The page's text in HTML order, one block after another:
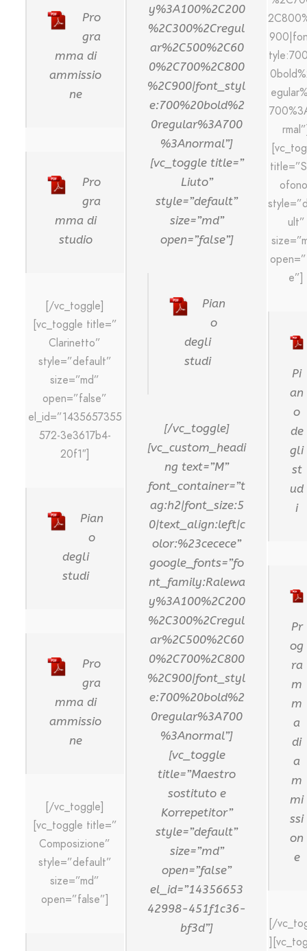
Pro
gra
mma di
ammissio
ne
Pro
gra
mma di
studio
[/vc_toggle]
[vc_toggle title=”
Clarinetto”
style=”default”
size=”md”
open=”false”
el_id=”1435657355
572-3e3617b4-
20f1″]
Pian
o
degli
studi
Pro
gra
mma di
ammissio
ne
[/vc_toggle]
[vc_toggle title=”
Composizione”
style=”default”
size=”md”
open=”false”]
y%3A100%2C200
%2C300%2Cregul
ar%2C500%2C60
0%2C700%2C800
%2C900|font_styl
e:700%20bold%2
0regular%3A700
%3Anormal”]
[vc_toggle title=”
Liuto”
style=”default”
size=”md”
open=”false”]
Pian
o
degli
studi
[/vc_toggle]
[vc_custom_headi
ng text=”M”
font_container=”t
ag:h2|font_size:5
0|text_align:left|c
olor:%23cecece”
google_fonts=”fo
nt_family:Ralewa
y%3A100%2C200
%2C300%2Cregul
ar%2C500%2C60
0%2C700%2C800
%2C900|font_styl
e:700%20bold%2
0regular%3A700
%3Anormal”]
[vc_toggle
title=”Maestro
sostituto e
Korrepetitor”
style=”default”
size=”md”
open=”false”
el_id=”14356653
42998-451f1c36-
bf3d”]
ult”
e”]
Pi
an
o
de
gli
st
ud
i
Pr
og
ra
m
m
a
di
a
m
mi
ssi
on
e
[/